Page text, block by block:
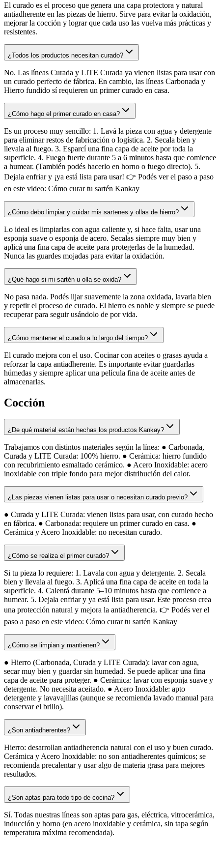
El curado es el proceso que genera una capa protectora y natural
antiadherente en las piezas de hierro. Sirve para evitar la oxidación,
mejorar la cocción y lograr que cada uso las vuelva más prácticas y
resistentes.
¿Todos los productos necesitan curado?
No. Las líneas Curada y LITE Curada ya vienen listas para usar con
un curado perfecto de fábrica. En cambio, las líneas Carbonada y
Hierro fundido sí requieren un primer curado en casa.
¿Cómo hago el primer curado en casa?
Es un proceso muy sencillo: 1. Lavá la pieza con agua y detergente
para eliminar restos de fabricación o logística. 2. Secala bien y
llevala al fuego. 3. Esparcí una fina capa de aceite por toda la
superficie. 4. Fuego fuerte durante 5 a 6 minutos hasta que comience
a humear. (También podés hacerlo en horno o fuego directo). 5.
Dejala enfriar y ¡ya está lista para usar! 👉 Podés ver el paso a paso
en este video: Cómo curar tu sartén Kankay
¿Cómo debo limpiar y cuidar mis sartenes y ollas de hierro?
Lo ideal es limpiarlas con agua caliente y, si hace falta, usar una
esponja suave o esponja de acero. Secalas siempre muy bien y
aplicá una fina capa de aceite para protegerlas de la humedad.
Nunca las guardes mojadas para evitar la oxidación.
¿Qué hago si mi sartén u olla se oxida?
No pasa nada. Podés lijar suavemente la zona oxidada, lavarla bien
y repetir el proceso de curado. El hierro es noble y siempre se puede
recuperar para seguir usándolo de por vida.
¿Cómo mantener el curado a lo largo del tiempo?
El curado mejora con el uso. Cocinar con aceites o grasas ayuda a
reforzar la capa antiadherente. Es importante evitar guardarlas
húmedas y siempre aplicar una película fina de aceite antes de
almacenarlas.
Cocción
¿De qué material están hechas los productos Kankay?
Trabajamos con distintos materiales según la línea: ● Carbonada,
Curada y LITE Curada: 100% hierro. ● Cerámica: hierro fundido
con recubrimiento esmaltado cerámico. ● Acero Inoxidable: acero
inoxidable con triple fondo para mejor distribución del calor.
¿Las piezas vienen listas para usar o necesitan curado previo?
● Curada y LITE Curada: vienen listas para usar, con curado hecho
en fábrica. ● Carbonada: requiere un primer curado en casa. ●
Cerámica y Acero Inoxidable: no necesitan curado.
¿Cómo se realiza el primer curado?
Si tu pieza lo requiere: 1. Lavala con agua y detergente. 2. Secala
bien y llevala al fuego. 3. Aplicá una fina capa de aceite en toda la
superficie. 4. Calentá durante 5–10 minutos hasta que comience a
humear. 5. Dejala enfriar y ya está lista para usar. Este proceso crea
una protección natural y mejora la antiadherencia. 👉 Podés ver el
paso a paso en este video: Cómo curar tu sartén Kankay
¿Cómo se limpian y mantienen?
● Hierro (Carbonada, Curada y LITE Curada): lavar con agua,
secar muy bien y guardar sin humedad. Se puede aplicar una fina
capa de aceite para proteger. ● Cerámica: lavar con esponja suave y
detergente. No necesita aceitado. ● Acero Inoxidable: apto
detergente y lavavajillas (aunque se recomienda lavado manual para
conservar el brillo).
¿Son antiadherentes?
Hierro: desarrollan antiadherencia natural con el uso y buen curado.
Cerámica y Acero Inoxidable: no son antiadherentes químicos; se
recomienda precalentar y usar algo de materia grasa para mejores
resultados.
¿Son aptas para todo tipo de cocina?
Sí. Todas nuestras líneas son aptas para gas, eléctrica, vitrocerámica,
inducción y horno (en acero inoxidable y cerámica, sin tapa según
temperatura máxima recomendada).